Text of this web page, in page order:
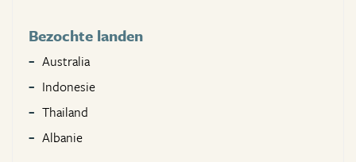
Bezochte landen
Australia
Indonesie
Thailand
Albanie